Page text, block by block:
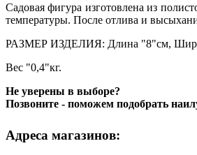
Садовая фигура изготовлена из
температуры. После отлива и
РАЗМЕР ИЗДЕЛИЯ: Длина "8"см,
Вес "0,4"кг.
Не уверены в выборе?
Позвоните - поможем подобрать
Адреса магазинов: